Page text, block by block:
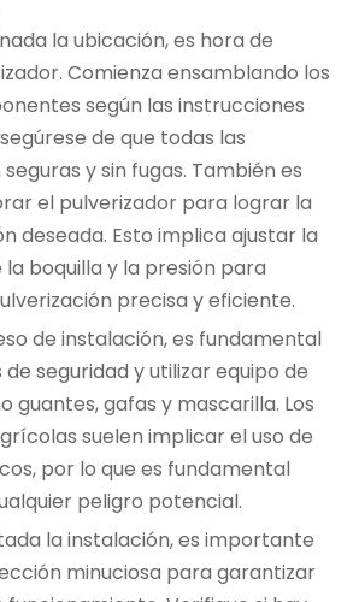
la ubicación, es hora de
Comienza ensamblando los
según las instrucciones
de que todas las
y sin fugas. También es
el pulverizador para lograr la
deseada. Esto implica ajustar la
boquilla y la presión para
precisa y eficiente.
de instalación, es fundamental
seguridad y utilizar equipo de
guantes, gafas y mascarilla. Los
suelen implicar el uso de
por lo que es fundamental
peligro potencial.
la instalación, es importante
minuciosa para garantizar